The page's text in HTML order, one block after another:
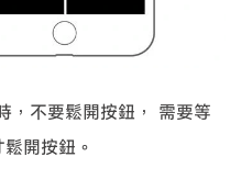
，不要鬆開按鈕， 需要等
開按鈕。